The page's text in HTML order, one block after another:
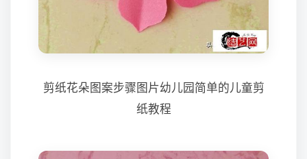
剪纸花朵图案步骤图片幼儿园简单的儿童剪
纸教程